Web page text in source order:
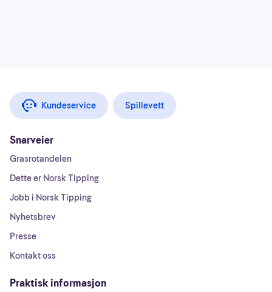
Kundeservice Spillevett
Snarveier
Grasrotandelen
Dette er Norsk Tipping
Jobb i Norsk Tipping
Nyhetsbrev
Presse
Kontakt oss
Praktisk informasjon